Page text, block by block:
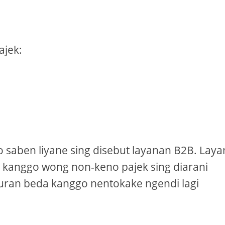
liyane sing disebut layanan B2B.
wong non-keno pajek sing diarani
beda kanggo nentokake ngendi lagi